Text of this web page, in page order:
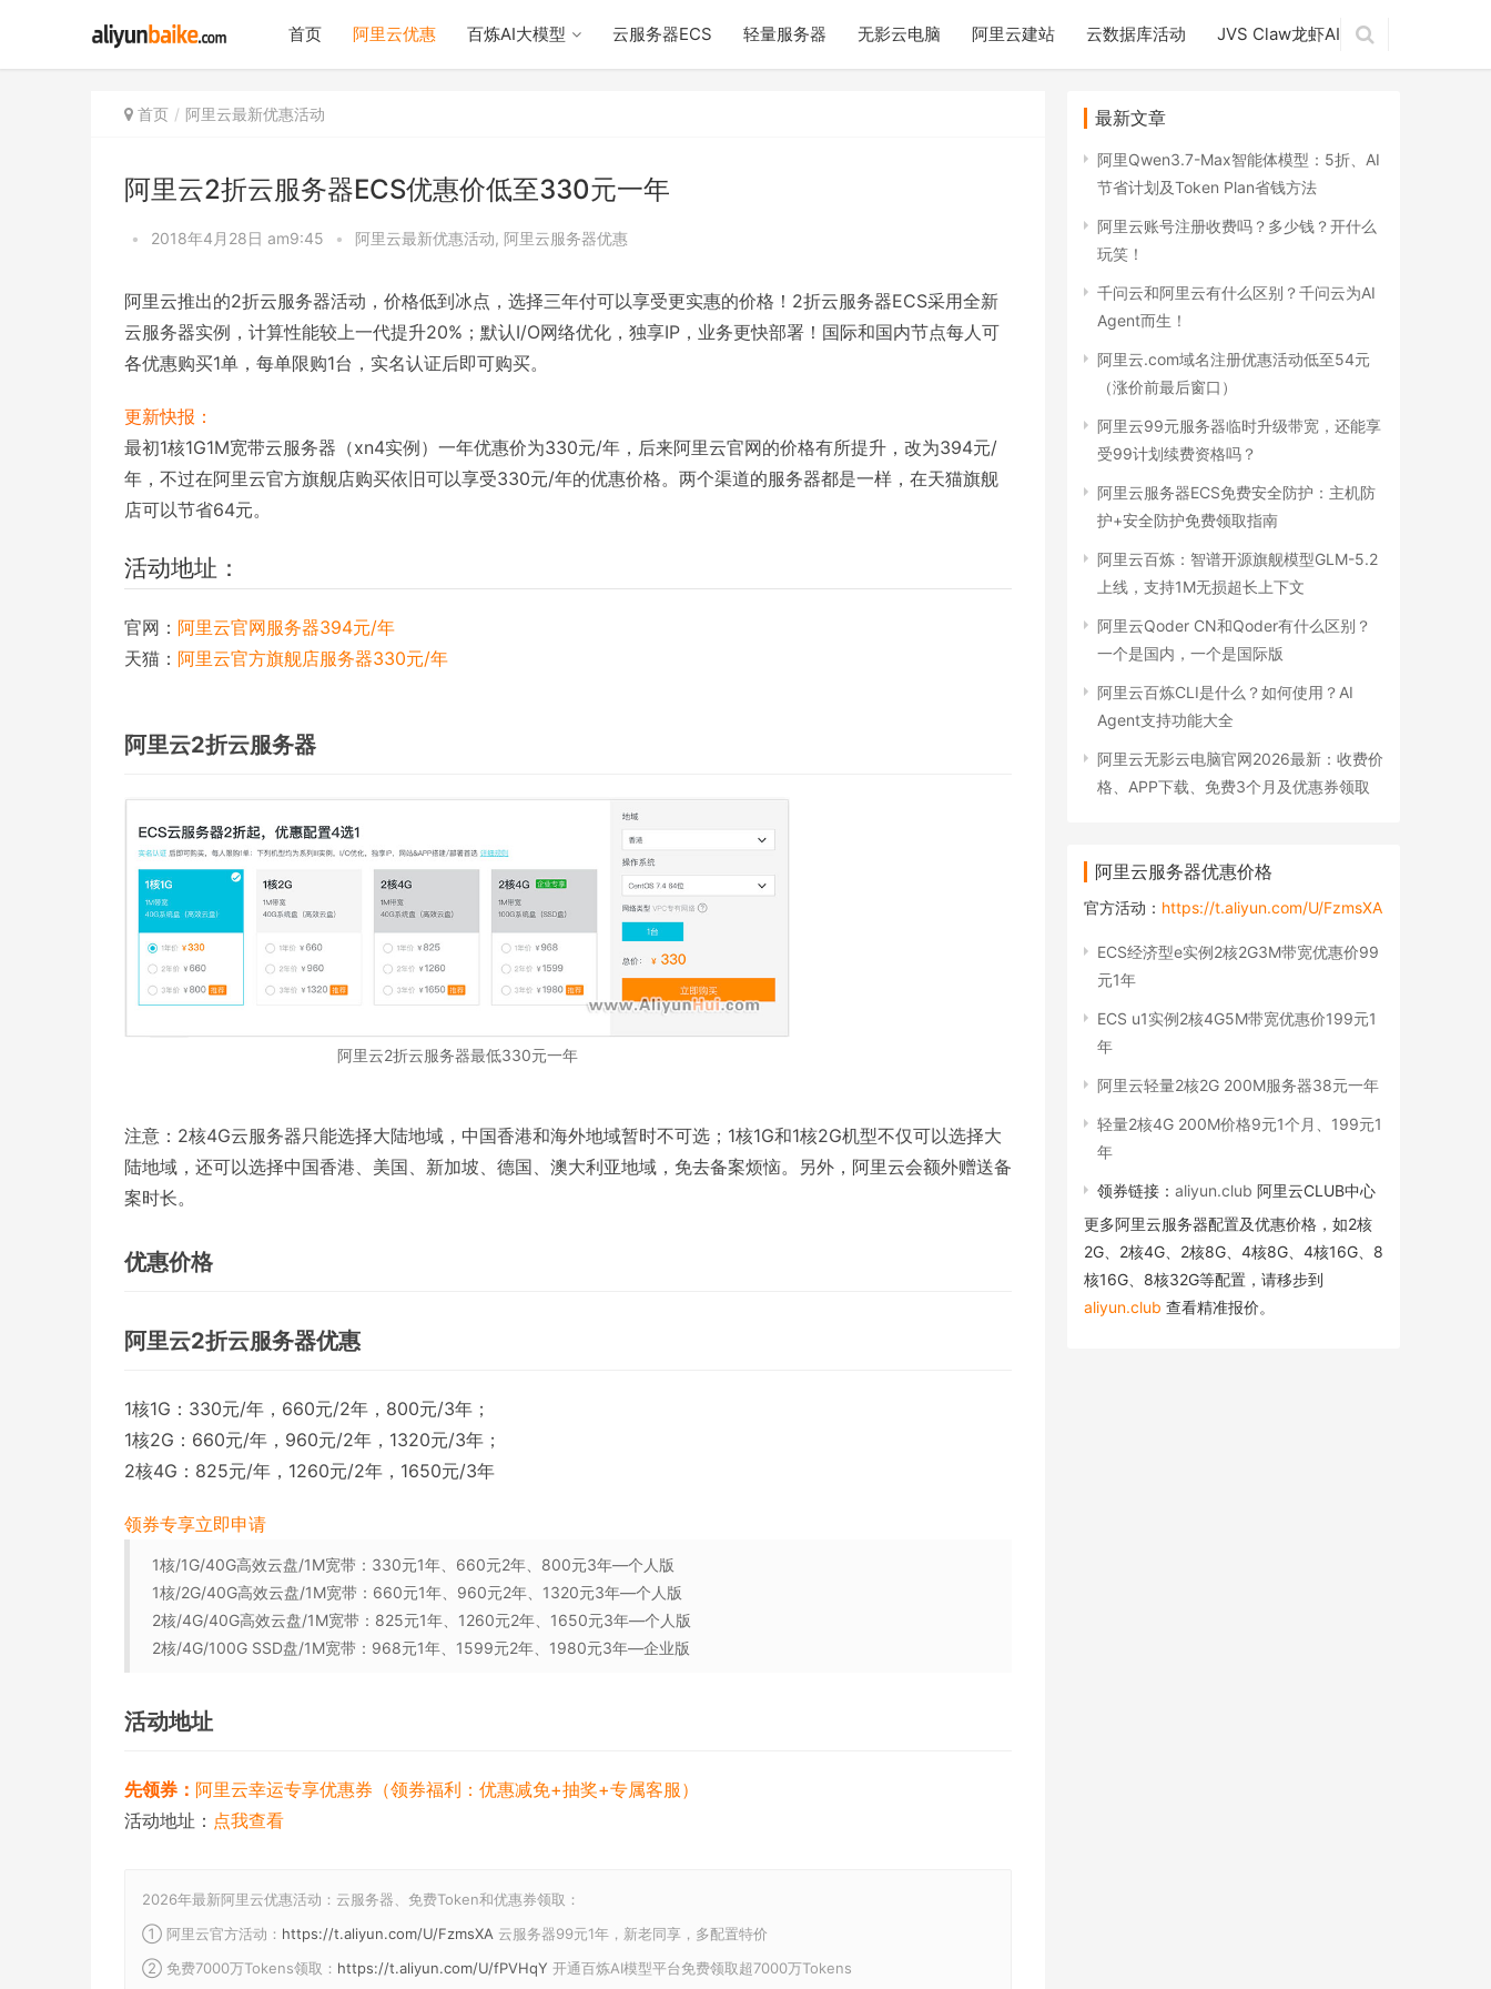
首页 阿里云优惠 百炼AI大模型 云服务器ECS 轻量服务器 无影云电脑 阿里云建站 云数据库活动 JVS Claw龙虾AI
首页 阿里云最新优惠活动
阿里云2折云服务器ECS优惠价低至330元一年
• 2018年4月28日 am9:45 • 阿里云最新优惠活动, 阿里云服务器优惠
阿里云推出的2折云服务器活动，价格低到冰点，选择三年付可以享受更实惠的价格！2折云服务器ECS采用全新
云服务器实例，计算性能较上一代提升20%；默认I/O网络优化，独享IP，业务更快部署！国际和国内节点每人可
各优惠购买1单，每单限购1台，实名认证后即可购买。
更新快报：
最初1核1G1M宽带云服务器（xn4实例）一年优惠价为330元/年，后来阿里云官网的价格有所提升，改为394元/
年，不过在阿里云官方旗舰店购买依旧可以享受330元/年的优惠价格。两个渠道的服务器都是一样，在天猫旗舰
店可以节省64元。
活动地址：
官网： 阿里云官网服务器394元/年
天猫： 阿里云官方旗舰店服务器330元/年
阿里云2折云服务器
阿里云2折云服务器最低330元一年
注意：2核4G云服务器只能选择大陆地域，中国香港和海外地域暂时不可选；1核1G和1核2G机型不仅可以选择大
陆地域，还可以选择中国香港、美国、新加坡、德国、澳大利亚地域，免去备案烦恼。另外，阿里云会额外赠送备
案时长。
优惠价格
阿里云2折云服务器优惠
1核1G：330元/年，660元/2年，800元/3年；
1核2G：660元/年，960元/2年，1320元/3年；
2核4G：825元/年，1260元/2年，1650元/3年
领券专享立即申请
1核/1G/40G高效云盘/1M宽带：330元1年、660元2年、800元3年—个人版
1核/2G/40G高效云盘/1M宽带：660元1年、960元2年、1320元3年—个人版
2核/4G/40G高效云盘/1M宽带：825元1年、1260元2年、1650元3年—个人版
2核/4G/100G SSD盘/1M宽带：968元1年、1599元2年、1980元3年—企业版
活动地址
先领券： 阿里云幸运专享优惠券（领券福利：优惠减免+抽奖+专属客服）
活动地址： 点我查看
2026年最新阿里云优惠活动：云服务器、免费Token和优惠券领取：
① 阿里云官方活动： https://t.aliyun.com/U/FzmsXA 云服务器99元1年，新老同享，多配置特价
② 免费7000万Tokens领取： https://t.aliyun.com/U/fPVHqY 开通百炼AI模型平台免费领取超7000万Tokens
最新文章
阿里Qwen3.7-Max智能体模型：5折、AI
节省计划及Token Plan省钱方法
阿里云账号注册收费吗？多少钱？开什么
玩笑！
千问云和阿里云有什么区别？千问云为AI
Agent而生！
阿里云.com域名注册优惠活动低至54元
（涨价前最后窗口）
阿里云99元服务器临时升级带宽，还能享
受99计划续费资格吗？
阿里云服务器ECS免费安全防护：主机防
护+安全防护免费领取指南
阿里云百炼：智谱开源旗舰模型GLM-5.2
上线，支持1M无损超长上下文
阿里云Qoder CN和Qoder有什么区别？
一个是国内，一个是国际版
阿里云百炼CLI是什么？如何使用？AI
Agent支持功能大全
阿里云无影云电脑官网2026最新：收费价
格、APP下载、免费3个月及优惠券领取
阿里云服务器优惠价格
官方活动： https://t.aliyun.com/U/FzmsXA
ECS经济型e实例2核2G3M带宽优惠价99
元1年
ECS u1实例2核4G5M带宽优惠价199元1
年
阿里云轻量2核2G 200M服务器38元一年
轻量2核4G 200M价格9元1个月、199元1
年
领券链接： aliyun.club 阿里云CLUB中心
更多阿里云服务器配置及优惠价格，如2核
2G、2核4G、2核8G、4核8G、4核16G、8
核16G、8核32G等配置，请移步到
aliyun.club 查看精准报价。